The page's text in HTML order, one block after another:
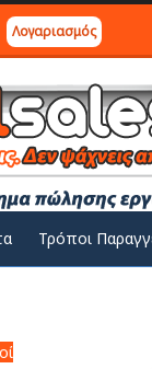
Λογαριασμός
Τρόποι